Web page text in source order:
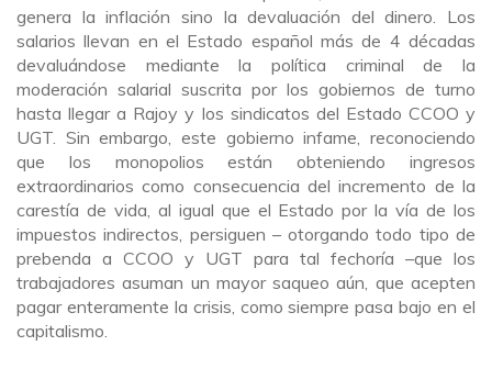
genera la inflación sino la devaluación del dinero. Los
salarios llevan en el Estado español más de 4 décadas
devaluándose mediante la política criminal de la
moderación salarial suscrita por los gobiernos de turno
hasta llegar a Rajoy y los sindicatos del Estado CCOO y
UGT. Sin embargo, este gobierno infame, reconociendo
que los monopolios están obteniendo ingresos
extraordinarios como consecuencia del incremento de la
carestía de vida, al igual que el Estado por la vía de los
impuestos indirectos, persiguen – otorgando todo tipo de
prebenda a CCOO y UGT para tal fechoría –que los
trabajadores asuman un mayor saqueo aún, que acepten
pagar enteramente la crisis, como siempre pasa bajo en el
capitalismo.